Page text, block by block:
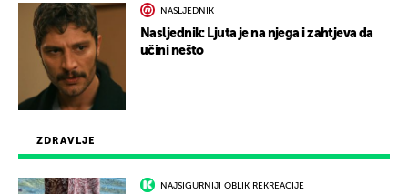
ZDRAVLJE
NAJSIGURNIJI OBLIK REKREACIJE
NASLJEDNIK
Nasljednik: Ljuta je na njega i zahtjeva da
učini nešto